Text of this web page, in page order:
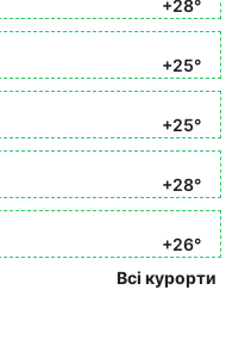
+28°
+25°
+25°
+28°
+26°
Всі курорти